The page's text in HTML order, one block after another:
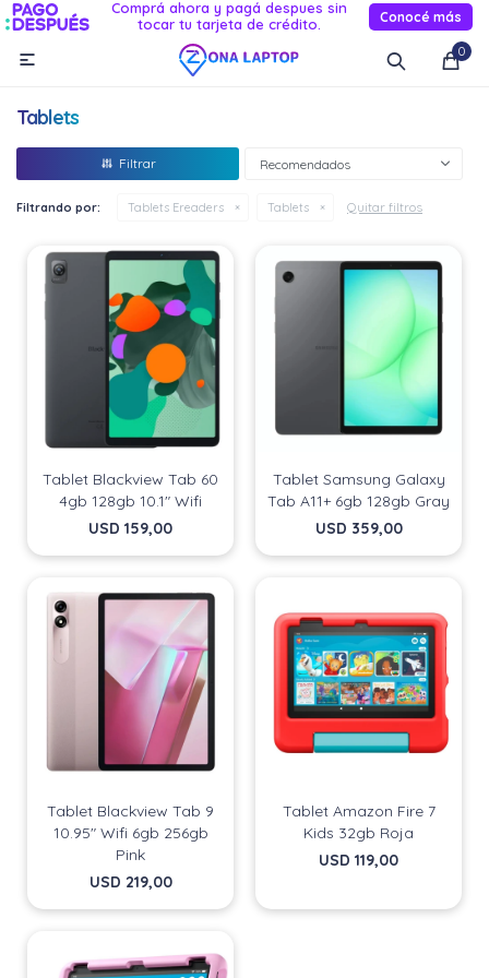
Comprá ahora y pagá despues sin
tocar tu tarjeta de crédito.
Conocé más
0

Tablets
Recomendados
Filtrando por: Tablets Ereaders Tablets Quitar filtros
Tablet Blackview Tab 60
4gb 128gb 10.1" Wifi
USD 159,00
Tablet Samsung Galaxy
Tab A11+ 6gb 128gb Gray
USD 359,00
Tablet Blackview Tab 9
10.95" Wifi 6gb 256gb
Pink
USD 219,00
Tablet Amazon Fire 7
Kids 32gb Roja
USD 119,00
Comprá ahora y Pagá
¡Sumate a la forma más ágil de
Comprá en 3 cuotas sin recargo o hasta en 12
cuotas * ¡Solo con tu cédula!
Verifica si estás calificado para comprar con
Comprá ahora y Pagá
¡Sumate a la forma más ágil de
Comprá en 3 cuotas sin recargo o hasta en 12
cuotas * ¡Solo con tu cédula!
Verifica si estás calificado para comprar con
MI CUENTA
Novedades
Informática
Audio Y TV
Relojes smart